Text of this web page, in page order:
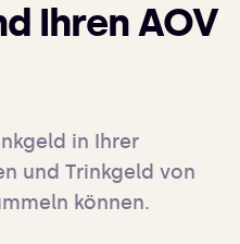
Ihren AOV
in Ihrer
und Trinkgeld von
können.